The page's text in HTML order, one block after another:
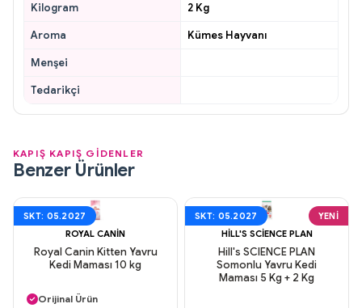
Kilogram
2 Kg
Aroma
Kümes Hayvanı
Menşei
Tedarikçi
KAPIŞ KAPIŞ GİDENLER
Benzer Ürünler
SKT: 05.2027
ROYAL CANIN
Royal Canin Kitten Yavru
Kedi Maması 10 kg
Orijinal Ürün
SKT: 05.2027
YENI
HILL'S SCIENCE PLAN
Hill's SCIENCE PLAN
Somonlu Yavru Kedi
Maması 5 Kg + 2 Kg